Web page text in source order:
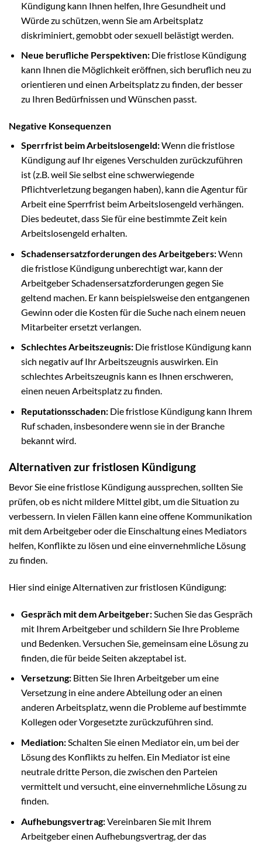
Kündigung kann Ihnen helfen, Ihre Gesundheit und
Würde zu schützen, wenn Sie am Arbeitsplatz
diskriminiert, gemobbt oder sexuell belästigt werden.
Neue berufliche Perspektiven:Die fristlose Kündigung
kann Ihnen die Möglichkeit eröffnen, sich beruflich neu zu
orientieren und einen Arbeitsplatz zu finden, der besser
zu Ihren Bedürfnissen und Wünschen passt.
Negative Konsequenzen
Sperrfrist beim Arbeitslosengeld:Wenn die fristlose
Kündigung auf Ihr eigenes Verschulden zurückzuführen
ist (z.B. weil Sie selbst eine schwerwiegende
Pflichtverletzung begangen haben), kann die Agentur für
Arbeit eine Sperrfrist beim Arbeitslosengeld verhängen.
Dies bedeutet, dass Sie für eine bestimmte Zeit kein
Arbeitslosengeld erhalten.
Schadensersatzforderungen des Arbeitgebers:Wenn
die fristlose Kündigung unberechtigt war, kann der
Arbeitgeber Schadensersatzforderungen gegen Sie
geltend machen. Er kann beispielsweise den entgangenen
Gewinn oder die Kosten für die Suche nach einem neuen
Mitarbeiter ersetzt verlangen.
Schlechtes Arbeitszeugnis:Die fristlose Kündigung kann
sich negativ auf Ihr Arbeitszeugnis auswirken. Ein
schlechtes Arbeitszeugnis kann es Ihnen erschweren,
einen neuen Arbeitsplatz zu finden.
Reputationsschaden:Die fristlose Kündigung kann Ihrem
Ruf schaden, insbesondere wenn sie in der Branche
bekannt wird.
Alternativen zur fristlosen Kündigung
Bevor Sie eine fristlose Kündigung aussprechen, sollten Sie
prüfen, ob es nicht mildere Mittel gibt, um die Situation zu
verbessern. In vielen Fällen kann eine offene Kommunikation
mit dem Arbeitgeber oder die Einschaltung eines Mediators
helfen, Konflikte zu lösen und eine einvernehmliche Lösung
zu finden.
Hier sind einige Alternativen zur fristlosen Kündigung:
Gespräch mit dem Arbeitgeber:Suchen Sie das Gespräch
mit Ihrem Arbeitgeber und schildern Sie Ihre Probleme
und Bedenken. Versuchen Sie, gemeinsam eine Lösung zu
finden, die für beide Seiten akzeptabel ist.
Versetzung:Bitten Sie Ihren Arbeitgeber um eine
Versetzung in eine andere Abteilung oder an einen
anderen Arbeitsplatz, wenn die Probleme auf bestimmte
Kollegen oder Vorgesetzte zurückzuführen sind.
Mediation:Schalten Sie einen Mediator ein, um bei der
Lösung des Konflikts zu helfen. Ein Mediator ist eine
neutrale dritte Person, die zwischen den Parteien
vermittelt und versucht, eine einvernehmliche Lösung zu
finden.
Aufhebungsvertrag:Vereinbaren Sie mit Ihrem
Arbeitgeber einen Aufhebungsvertrag, der das